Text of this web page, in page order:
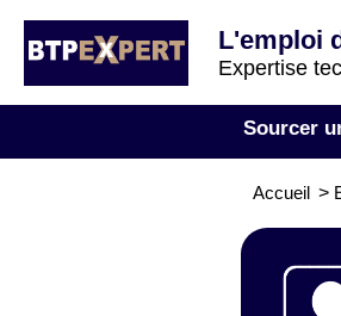
L'emploi
Expertise
Sourcer
Accueil >